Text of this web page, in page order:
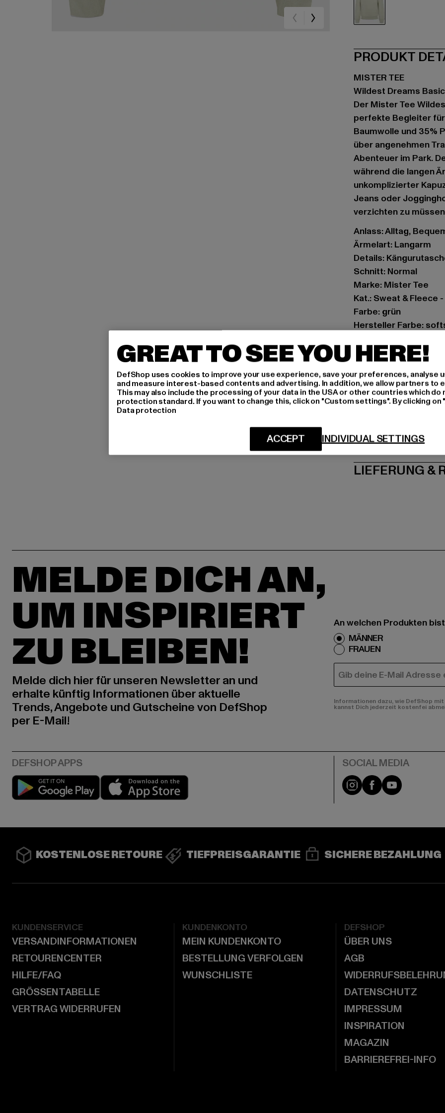
PRODUKT
MISTER TEE
Wildest Dreams
Der Mister Tee
perfekte Begleiter
Baumwolle und 35%
über angenehmen
Abenteuer im Park.
während die langen
unkomplizierter
Jeans oder
verzichten zu
Anlass: Alltag,
Ärmelart: Langarm
Details:
Schnitt: Normal
Marke: Mister Tee
Kat.: Sweat & Fleece
Farbe: grün
Hersteller Farbe:
Art.Nr: MTK294-03259
Hersteller: TB
Dr.-Robert-Murjahn-
LIEFERUNG &
MELDE DICH AN,
UM INSPIRIERT
ZU BLEIBEN!
Melde dich hier für unseren Newsletter an und
erhalte künftig Informationen über aktuelle
Trends, Angebote und Gutscheine von DefShop
per E-Mail!
An welchen Produkten
MÄNNER
FRAUEN
E-MAIL
Informationen dazu, wie DefShop
kannst Dich jederzeit kostenfei
Play market Instagram
FacebookYouTube
KOSTENLOSE RETOURE TIEFPREISGARANTIE SICHERE BEZAHLUNG
KUNDENSERVICE
VERSANDINFORMATIONEN
RETOURENCENTER
HILFE/FAQ
GRÖSSENTABELLE
VERTRAG WIDERRUFEN
KUNDENKONTO
MEIN KUNDENKONTO
BESTELLUNG VERFOLGEN
WUNSCHLISTE
DEFSHOP
ÜBER UNS
AGB
DATENSCHUTZ
IMPRESSUM
INSPIRATION
MAGAZIN
BARRIEREFREI-INFO
GREAT TO SEE YOU HERE!
DefShop uses cookies to improve your use experience, save your preferences, analyse
and measure interest-based contents and advertising. In addition, we allow partners to
This may also include the processing of your data in the USA or other countries which do
protection standard. If you want to change this, click on "Custom settings". By clicking
Data protection
INDIVIDUAL SETTINGS
ACCEPT